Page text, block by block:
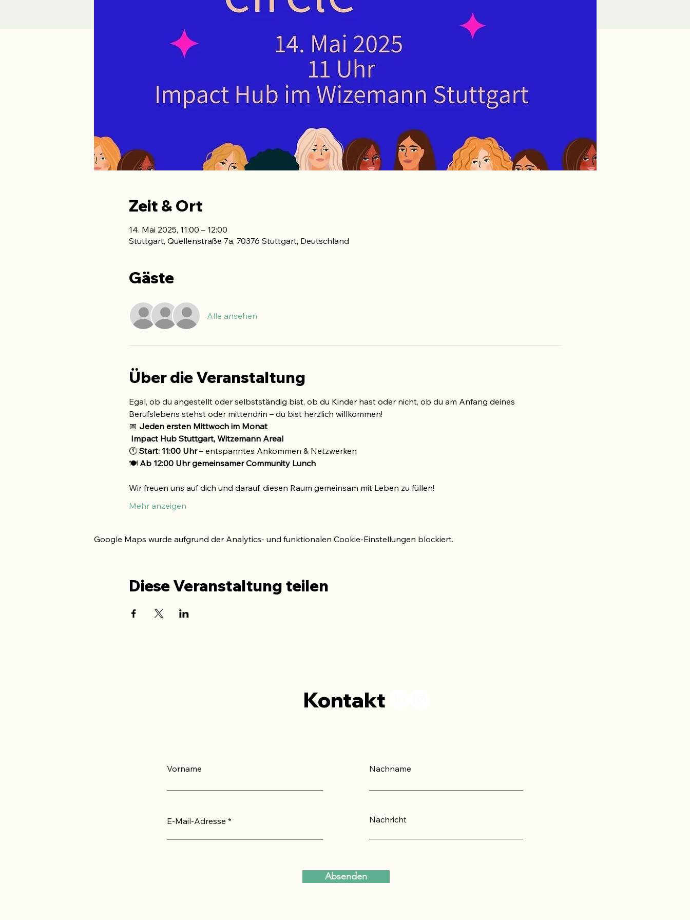
Zeit & Ort
14. Mai 2025, 11:00 – 12:00
Stuttgart, Quellenstraße 7a, 70376 Stuttgart, Deutschland
Gäste
Alle ansehen
Über die Veranstaltung
Egal, ob du angestellt oder selbstständig bist, ob du Kinder hast oder nicht, ob du am Anfang deines
Berufslebens stehst oder mittendrin – du bist herzlich willkommen!
📅 Jeden ersten Mittwoch im Monat
Impact Hub Stuttgart, Witzemann Areal
🕚 Start: 11:00 Uhr – entspanntes Ankommen & Netzwerken
🍽 Ab 12:00 Uhr gemeinsamer Community Lunch
Wir freuen uns auf dich und darauf, diesen Raum gemeinsam mit Leben zu füllen!
Mehr anzeigen
Google Maps wurde aufgrund der Analytics- und funktionalen Cookie-Einstellungen blockiert.
Diese Veranstaltung teilen
Kontakt
Vorname
E-Mail-Adresse
Nachname
Nachricht
Absenden